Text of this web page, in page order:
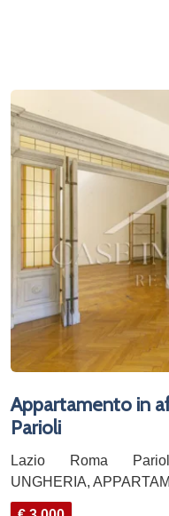
Appartamento in
Parioli
Lazio Roma
UNGHERIA,